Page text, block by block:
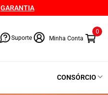
GARANTIA
Suporte
0
CONSÓRCIO